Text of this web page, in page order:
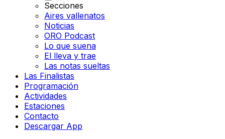
Secciones
Aires vallenatos
Noticias
ORO Podcast
Lo que suena
El lleva y trae
Las notas sueltas
Las Finalistas
Programación
Actividades
Estaciones
Contacto
Descargar App